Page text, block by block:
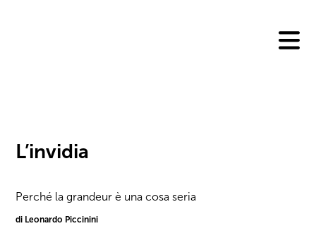
L’invidia
Perché la grandeur è una cosa seria
di Leonardo Piccinini